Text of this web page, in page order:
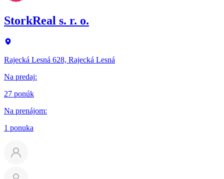
StorkReal s. r. o.
Rajecká Lesná 628, Rajecká Lesná
Na predaj:
27 ponúk
Na prenájom:
1 ponuka